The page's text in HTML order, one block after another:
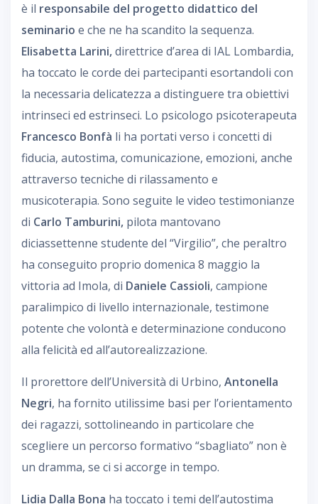
è il responsabile del progetto didattico del
seminario e che ne ha scandito la sequenza.
Elisabetta Larini,direttrice d’area di IAL Lombardia,
ha toccato le corde dei partecipanti esortandoli con
la necessaria delicatezza a distinguere tra obiettivi
intrinseci ed estrinseci. Lo psicologo psicoterapeuta
Francesco Bonfà li ha portati verso i concetti di
fiducia, autostima, comunicazione, emozioni, anche
attraverso tecniche di rilassamento e
musicoterapia. Sono seguite le video testimonianze
di Carlo Tamburini, pilota mantovano
diciassettenne studente del “Virgilio”, che peraltro
ha conseguito proprio domenica 8 maggio la
vittoria ad Imola, di Daniele Cassioli, campione
paralimpico di livello internazionale, testimone
potente che volontà e determinazione conducono
alla felicità ed all’autorealizzazione.
Il prorettore dell’Università di Urbino, Antonella
Negri, ha fornito utilissime basi per l’orientamento
dei ragazzi, sottolineando in particolare che
scegliere un percorso formativo “sbagliato” non è
un dramma, se ci si accorge in tempo.
Lidia Dalla Bona ha toccato i temi dell’autostima